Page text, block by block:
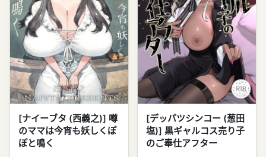
[ナイーブタ (西義之)] 噂
のママは今宵も妖しくぽ
ぽと鳴く
[デッパツシンコー (葱田
塩)] 黒ギャルコス売り子
のご奉仕アフター